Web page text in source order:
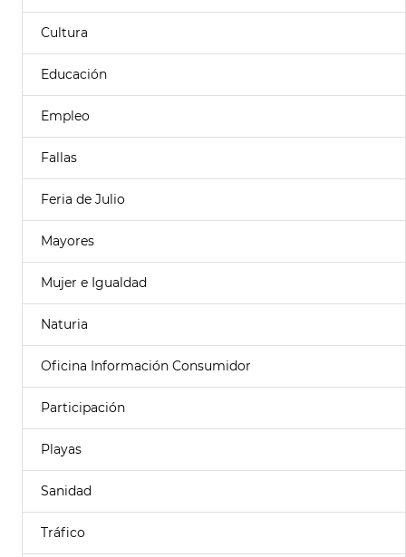
Cultura
Educación
Empleo
Fallas
Feria de Julio
Mayores
Mujer e Igualdad
Naturia
Oficina Información Consumidor
Participación
Playas
Sanidad
Tráfico